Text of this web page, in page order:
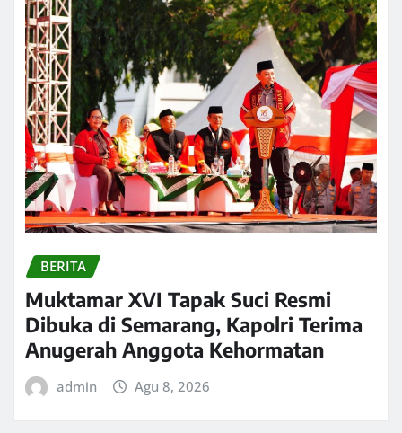
BERITA
Muktamar XVI Tapak Suci Resmi
Dibuka di Semarang, Kapolri Terima
Anugerah Anggota Kehormatan
admin Agu 8, 2026